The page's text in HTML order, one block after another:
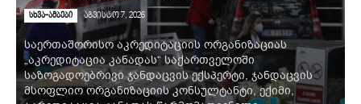
სხვა-ამბები აგვისტო 7, 2026
საერთაშორისო აკრედიტაციის ორგანიზაციას
„აკრედიტაცია კანადას“ საქართველოში
საზოგადოებრივი ჯანდაცვის ექსპერტი, ჯანდაცვის
მსოფლიო ორგანიზაციის კონსულტანტი, ექიმი,